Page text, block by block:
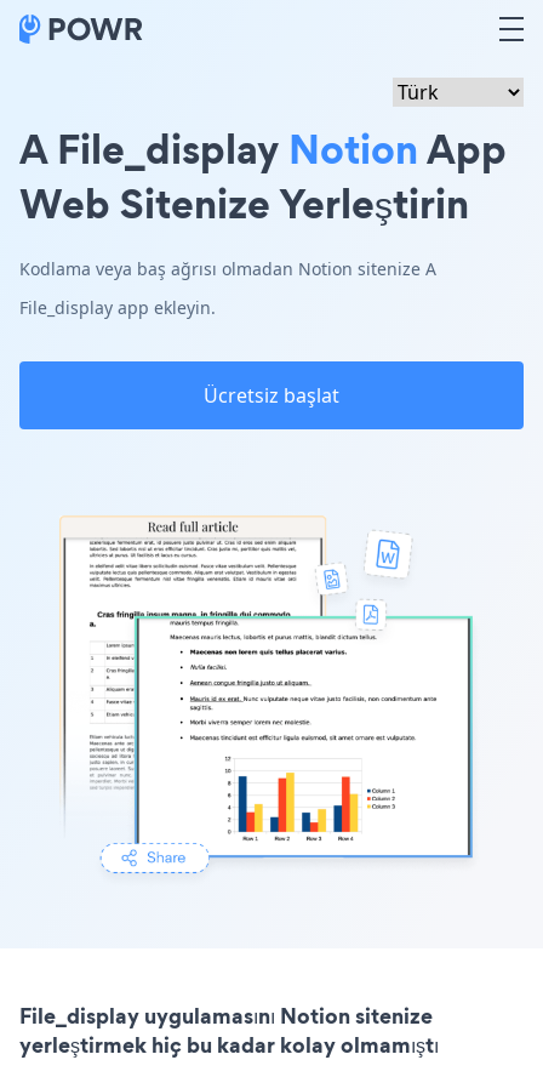
A File_display NotionApp
Web Sitenize Yerleştirin
Kodlama veya baş ağrısı olmadan Notion sitenize A
File_display app ekleyin.
Ücretsiz başlat
File_display uygulamasını Notion sitenize
yerleştirmek hiç bu kadar kolay olmamıştı